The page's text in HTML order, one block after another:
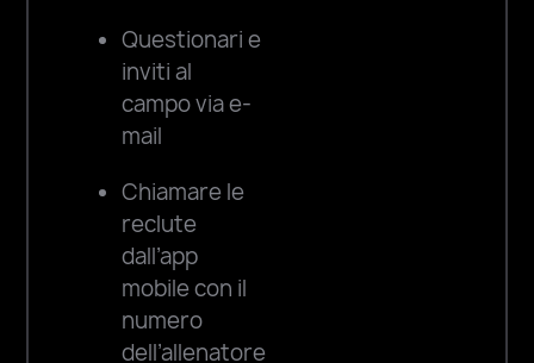
Questionari e
inviti al
campo via e-
mail
Chiamare le
reclute
dall’app
mobile con il
numero
dell’allenatore